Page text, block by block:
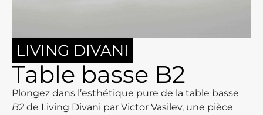
LIVING DIVANI
Table basse B2
Plongez dans l’esthétique pure de la table basse
B2 de Living Divani par Victor Vasilev, une pièce